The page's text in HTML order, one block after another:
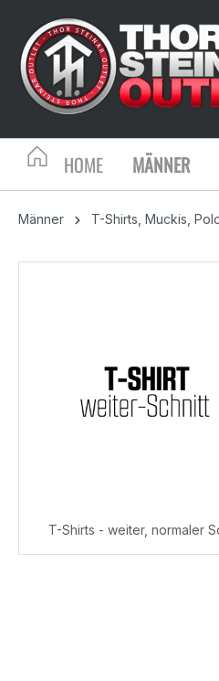
HOME MÄNNER
Männer T-Shirts, Muckis,
T-Shirts - weiter, normaler